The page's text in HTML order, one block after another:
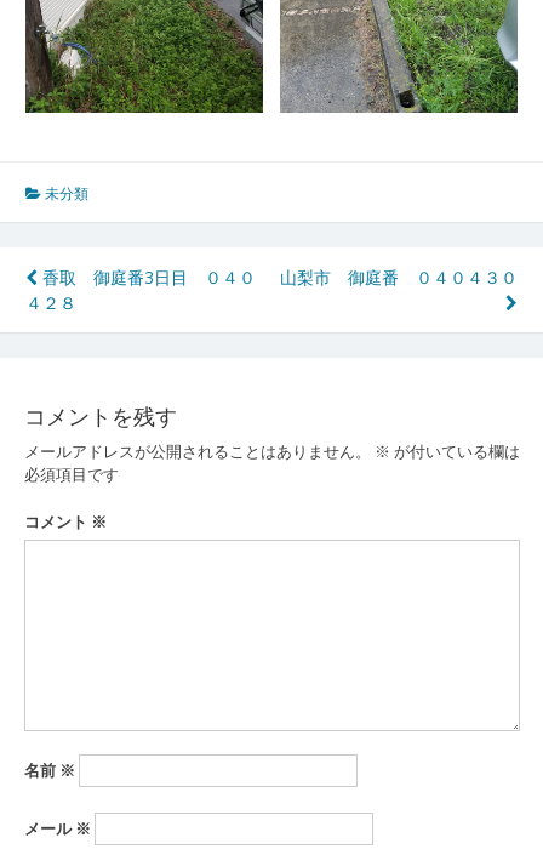
未分類
投
稿
ビ
ゲ
ー
シ
香取 御庭番3日目 ０４０
４２８
山梨市 御庭番 ０４０４３０
コメントを残す
メールアドレスが公開されることはありません。 ※ が付いている欄は
必須項目です
コメント ※
名前 ※
メール ※